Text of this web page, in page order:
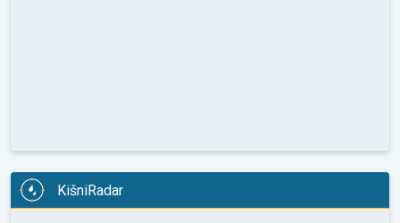
KišniRadar